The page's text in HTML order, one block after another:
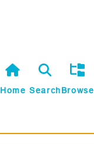
HomeSearchBrowse